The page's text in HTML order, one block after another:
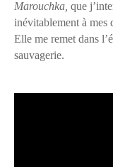
Marouchka, que
inévitablement à mes
Elle me remet dans
sauvagerie.